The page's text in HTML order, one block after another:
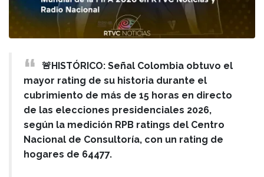
🚨HISTÓRICO: Señal Colombia obtuvo el
mayor rating de su historia durante el
cubrimiento de más de 15 horas en directo
de las elecciones presidenciales 2026,
según la medición RPB ratings del Centro
Nacional de Consultoría, con un rating de
hogares de 64477.